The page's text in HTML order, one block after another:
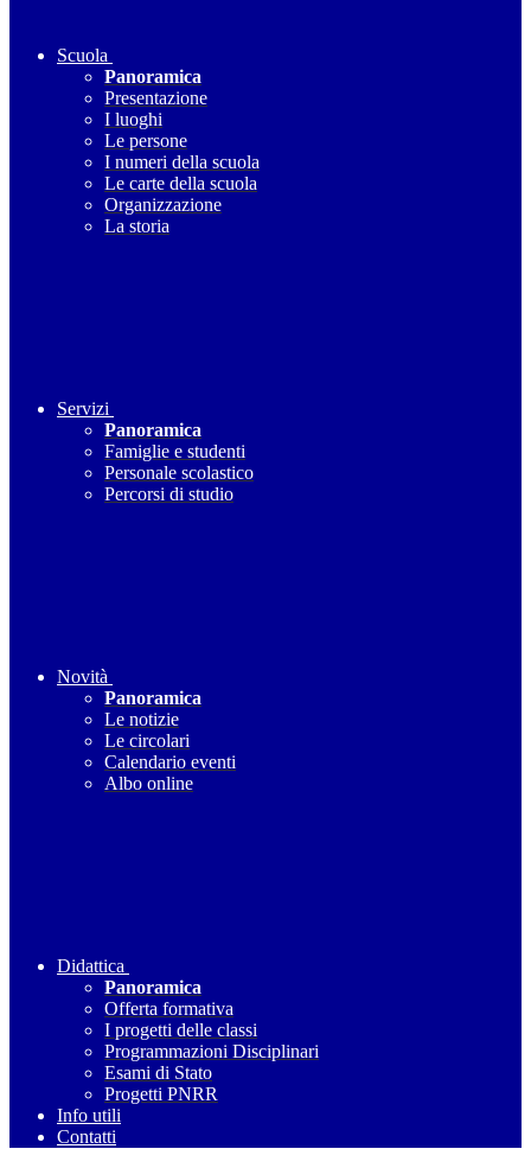
Scuola
Panoramica
Presentazione
I luoghi
Le persone
I numeri della scuola
Le carte della scuola
Organizzazione
La storia
Servizi
Panoramica
Famiglie e studenti
Personale scolastico
Percorsi di studio
Novità
Panoramica
Le notizie
Le circolari
Calendario eventi
Albo online
Didattica
Panoramica
Offerta formativa
I progetti delle classi
Programmazioni Disciplinari
Esami di Stato
Progetti PNRR
Info utili
Contatti